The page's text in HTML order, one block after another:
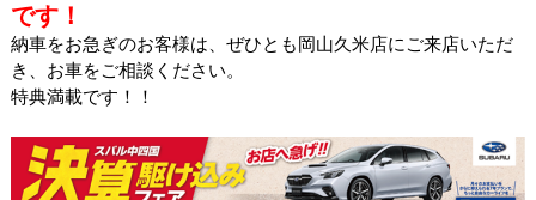
です！
納車をお急ぎのお客様は、ぜひとも岡山久米店にご来店いただ
き、お車をご相談ください。
特典満載です！！